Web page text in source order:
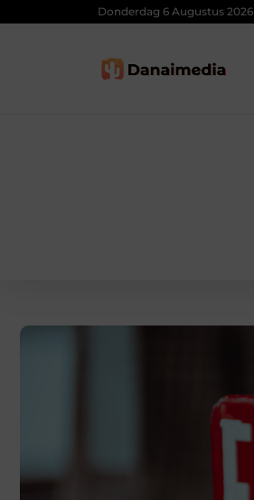
Donderdag 6 Augustus 2026